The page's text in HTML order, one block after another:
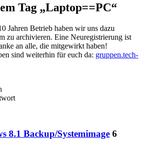
Tag „Laptop==PC“
Jahren Betrieb haben wir uns dazu
zu archivieren. Eine Neuregistrierung ist
an alle, die mitgewirkt haben!
sind weiterhin für euch da: gruppen.tech-
8.1 Backup/Systemimage 6